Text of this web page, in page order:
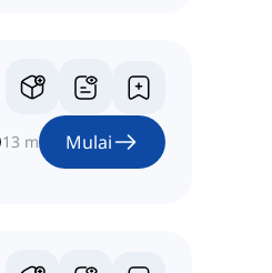
13 m Mulai